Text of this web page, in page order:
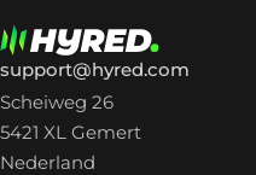
support@hyred.com
Scheiweg 26
5421 XL Gemert
Nederland